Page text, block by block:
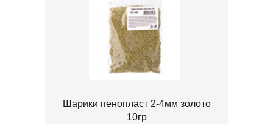
Шарики пенопласт 2-4мм золото
10гр